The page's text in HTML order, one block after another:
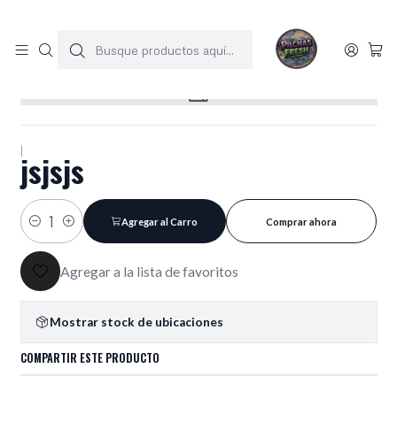
Inicio jsjsjs
|jsjsjs
Cantidad
Agregar al Carro Comprar ahora
Agregar a la lista de favoritos
Mostrar stock de ubicaciones
COMPARTIR ESTE PRODUCTO